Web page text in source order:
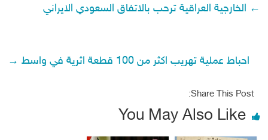
← الخارجية العراقية ترحب بالاتفاق السعودي الايراني
احباط عملية تهريب اكثر من 100 قطعة اثرية في واسط →
Share This Post:
You May Also Like